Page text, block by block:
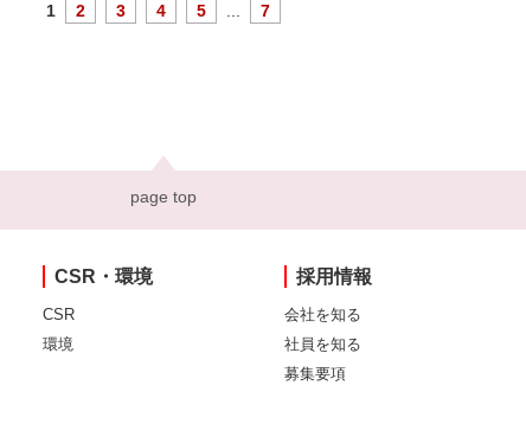
1 2 3 4 5 7
page top
CSR・環境
CSR
環境
採用情報
会社を知る
社員を知る
募集要項